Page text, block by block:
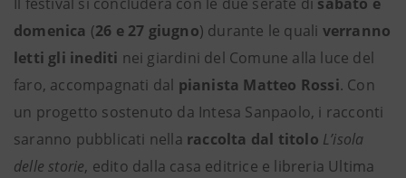
domenica (26 e 27 giugno) durante le quali verranno
letti gli inediti nei giardini del Comune alla luce del
faro, accompagnati dal pianista Matteo Rossi. Con
un progetto sostenuto da Intesa Sanpaolo, i racconti
saranno pubblicati nella raccolta dal titolo L’isola
delle storie, edito dalla casa editrice e libreria Ultima